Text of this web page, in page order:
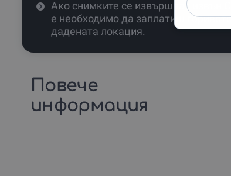
Ако снимките се извършват извън
е необходимо да заплатиш
дадената локация.
Повече
информация